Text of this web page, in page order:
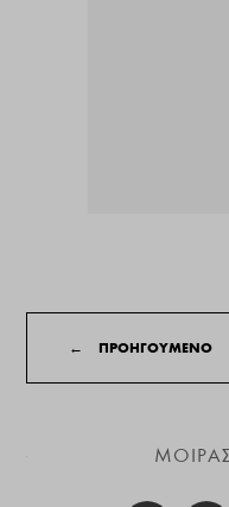
← ΠΡΟΗΓΟΥΜΕΝΟ